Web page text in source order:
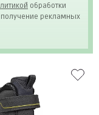
обработки
рекламных